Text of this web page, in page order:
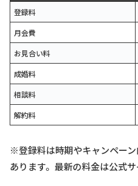
登録料
月会費
お見合い料
成婚料
相談料
解約料
※登録料は時期やキャンペー
あります。最新の料金は公式